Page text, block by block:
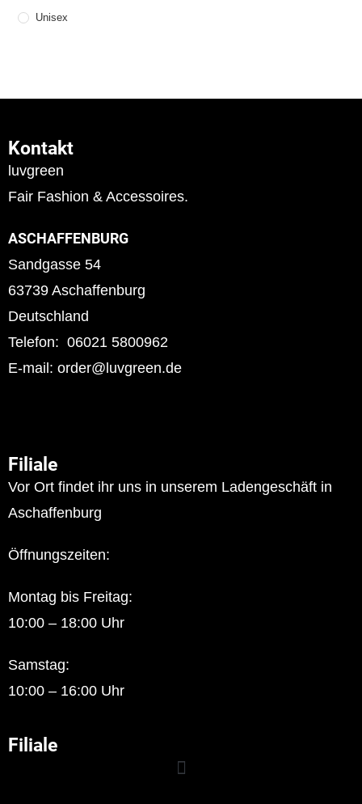
Unisex
Kontakt
luvgreen
Fair Fashion & Accessoires.
ASCHAFFENBURG
Sandgasse 54
63739 Aschaffenburg
Deutschland
Telefon: 06021 5800962
E-mail: order@luvgreen.de
Filiale
Vor Ort findet ihr uns in unserem Ladengeschäft in
Aschaffenburg
Öffnungszeiten:
Montag bis Freitag:
10:00 – 18:00 Uhr
Samstag:
10:00 – 16:00 Uhr
Filiale